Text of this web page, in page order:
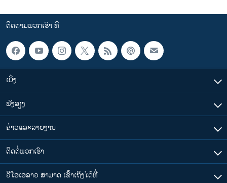
ຕິດຕາມພວກເຮົາ ທີ່
ເບິ່ງ
ຟັງສຽງ
ຂ່າວແລະລາຍງານ
ຕິດຕໍ່ພວກເຮົາ
ວີໂອເອລາວ ສາມາດ ເຂົ້າເຖິງໄດ້ທີ່